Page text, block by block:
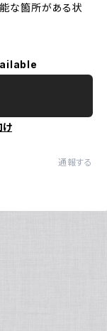
な箇所がある状
け
通報する